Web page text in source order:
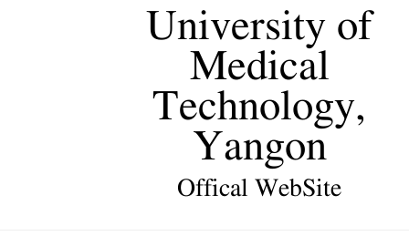
University of
Medical
Technology,
Yangon
Offical WebSite